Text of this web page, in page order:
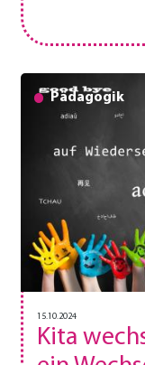
Pädagogik
15.10.2024
Kita